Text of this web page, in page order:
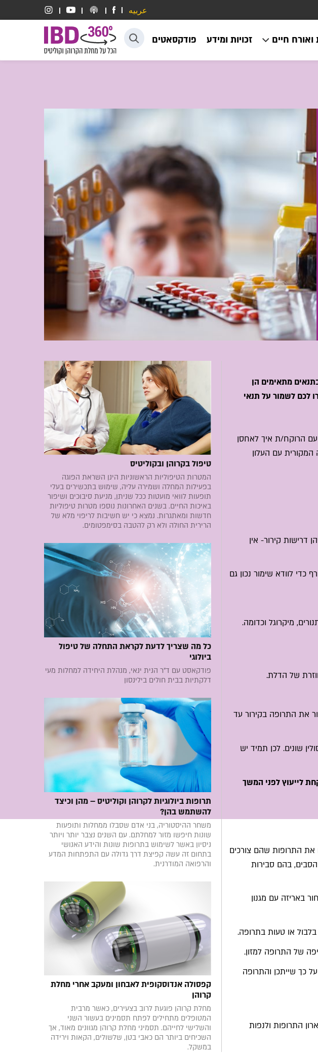
عربيه
דלג לתוכן
חיים זכויות ומידע פודקסאטים
מתאימים הן
לכם לשמור על תנאי
עם הרוקח/ת איך לאחסן
המקורית עם העלון
דרישות קירור- אין
לוודא שימור נכון גם
מיקרוגל וכדומה.
של הדלת.
את התרופה בקירור עד
שונים. לכן תמיד יש
לייעוץ לפני המשך
התרופות שהם צורכים
בהם סבירות
באריזה עם מגנון
או טעות בתרופה.
של התרופה למזון.
כך שייתכן והתרופה
התרופות ולנפות
טיפול בקרוהן ובקוליטיס
המטרות הטיפוליות הראשוניות הינן השראת הפוגה
בפעילות המחלה ושמירה עליה, שימוש בתכשירים בעלי
תופעות לוואי מועטות ככל שניתן, מניעת סיבוכים ושיפור
באיכות החיים. בשנים האחרונות נוספו מטרות טיפוליות
חדשות ומאתגרות. נמצא כי יש חשיבות לריפוי מלא של
הרירית החולה ולא רק להטבה בסימפטומים.
כל מה שצריך לדעת לקראת התחלה של טיפול
ביולוגי
פודקאסט עם ד"ר הנית ינאי, מנהלת היחידה למחלות מעי
דלקתיות בבית חולים בילינסון
תרופות ביולוגיות לקרוהן וקוליטיס – מהן וכיצד
להשתמש בהן?
משחר ההיסטוריה, בני אדם שסבלו ממחלות ותופעות
שונות חיפשו מזור למחלתם. עם השנים נצבר יותר ויותר
ניסיון באשר לשימוש בתרופות שונות והידע האנושי
בתחום זה עשה קפיצת דרך גדולה עם התפתחות המדע
והרפואה המודרנית.
קפסולה אנדוסקופית לאבחון ומעקב אחרי מחלת
קרוהן
מחלת קרוהן פוגעת לרוב בצעירים, כאשר מרבית
המטופלים מתחילים לפתח תסמינים בעשור השני
והשלישי לחייהם. תסמיני מחלת קרוהן מגוונים מאוד, אך
השכיחים ביותר הם כאבי בטן, שלשולים, הקאות וירידה
במשקל.